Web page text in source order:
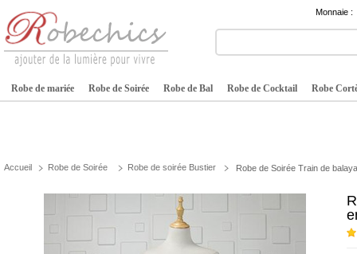
Monnaie :
Robe de mariée Robe de Soirée Robe de Bal Robe de Cocktail Robe
Accueil Robe de Soirée Robe de soirée Bustier Robe de Soirée Train de